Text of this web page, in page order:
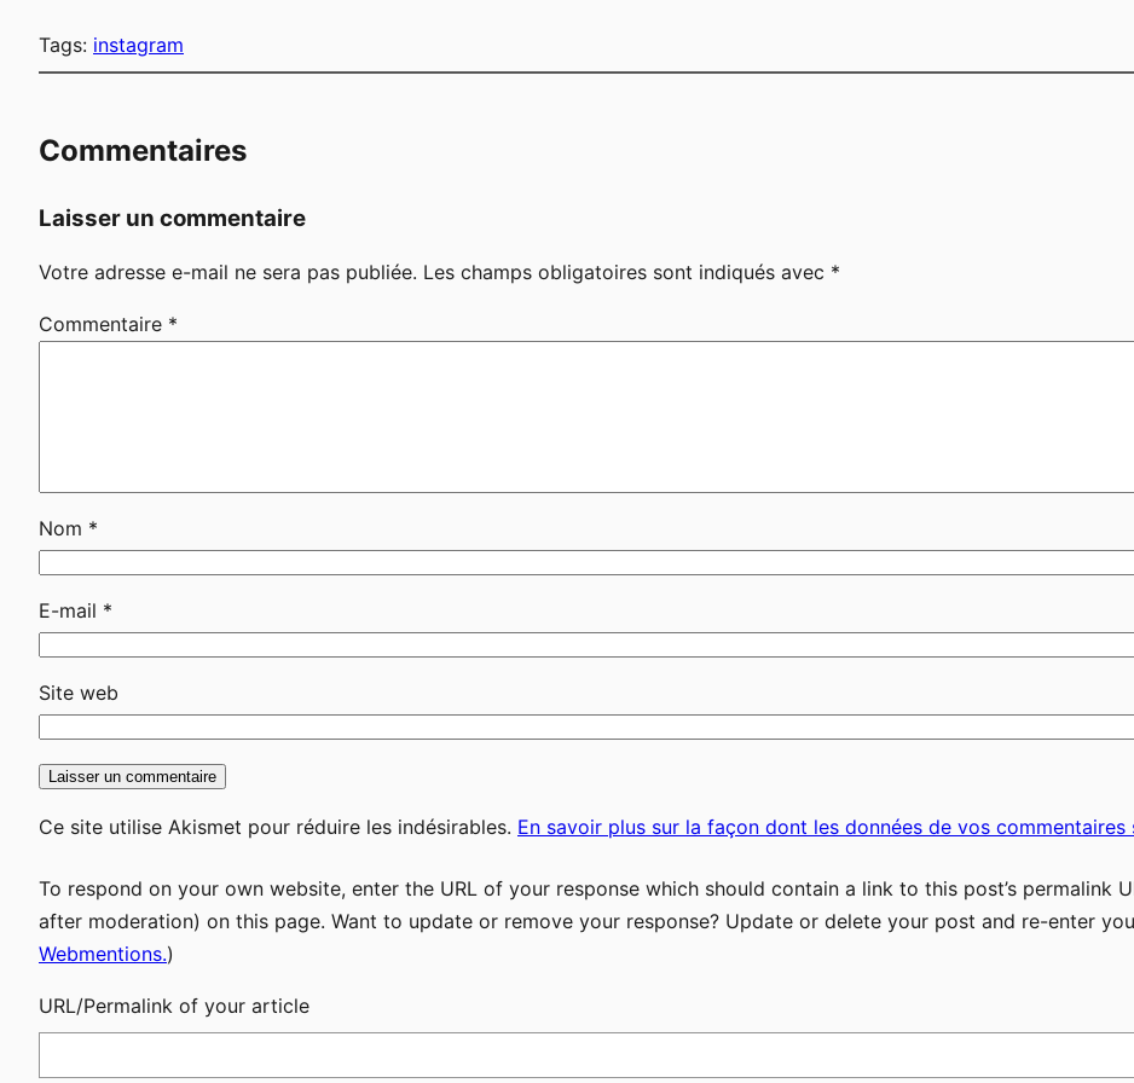
Tags: instagram
Commentaires
Laisser un commentaire
Votre adresse e-mail ne sera pas publiée. Les champs obligatoires sont indiqués avec *
Commentaire *
Nom *
E-mail *
Site web
Ce site utilise Akismet pour réduire les indésirables. En savoir plus sur la façon dont les données de vos
To respond on your own website, enter the URL of your response which should contain a link to this post’s permalink
after moderation) on this page. Want to update or remove your response? Update or delete your post and re-enter
Webmentions.)
URL/Permalink of your article